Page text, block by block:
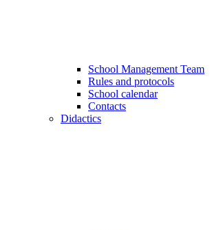
School Management Team
Rules and protocols
School calendar
Contacts
Didactics